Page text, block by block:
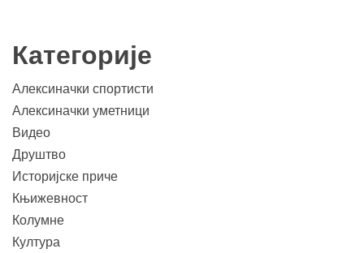
Категорије
Алексиначки спортисти
Алексиначки уметници
Видео
Друштво
Историјске приче
Књижевност
Колумне
Култура